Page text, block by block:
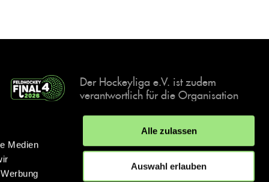
Medien
Alle zulassen
Auswahl erlauben
Der Hockeyliga e.V. ist zudem
verantwortlich für die Organisation
Events, der deutschen Hockey-
Meisterschaften.